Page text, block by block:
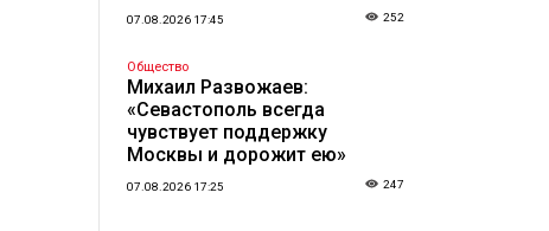
07.08.2026 17:45 252
Общество
Михаил Развожаев:
«Севастополь всегда
чувствует поддержку
Москвы и дорожит ею»
07.08.2026 17:25 247